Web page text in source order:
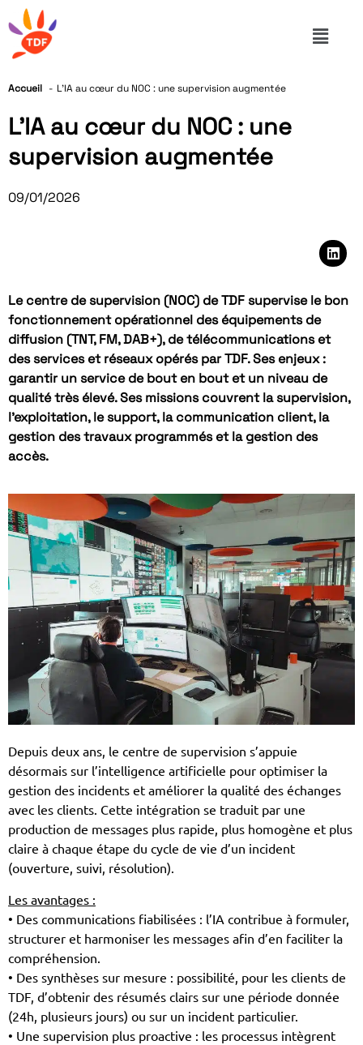
Accueil L’IA au cœur du NOC : une supervision augmentée
L’IA au cœur du NOC : une
supervision augmentée
09/01/2026
Le centre de supervision (NOC) de TDF supervise le bon
fonctionnement opérationnel des équipements de
diffusion (TNT, FM, DAB+), de télécommunications et
des services et réseaux opérés par TDF. Ses enjeux :
garantir un service de bout en bout et un niveau de
qualité très élevé. Ses missions couvrent la supervision,
l’exploitation, le support, la communication client, la
gestion des travaux programmés et la gestion des
accès.
Depuis deux ans, le centre de supervision s’appuie
désormais sur l’intelligence artificielle pour optimiser la
gestion des incidents et améliorer la qualité des échanges
avec les clients. Cette intégration se traduit par une
production de messages plus rapide, plus homogène et plus
claire à chaque étape du cycle de vie d’un incident
(ouverture, suivi, résolution).
Les avantages :
• Des communications fiabilisées : l’IA contribue à formuler,
structurer et harmoniser les messages afin d’en faciliter la
compréhension.
• Des synthèses sur mesure : possibilité, pour les clients de
TDF, d’obtenir des résumés clairs sur une période donnée
(24h, plusieurs jours) ou sur un incident particulier.
• Une supervision plus proactive : les processus intègrent